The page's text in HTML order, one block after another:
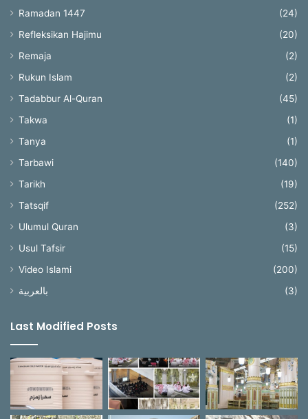
Ramadan 1447
(24)
Refleksikan Hajimu
(20)
Remaja
(2)
Rukun Islam
(2)
Tadabbur Al-Quran
(45)
Takwa
(1)
Tanya
(1)
Tarbawi
(140)
Tarikh
(19)
Tatsqif
(252)
Ulumul Quran
(3)
Usul Tafsir
(15)
Video Islami
(200)
بالعربية
(3)
Last Modified Posts